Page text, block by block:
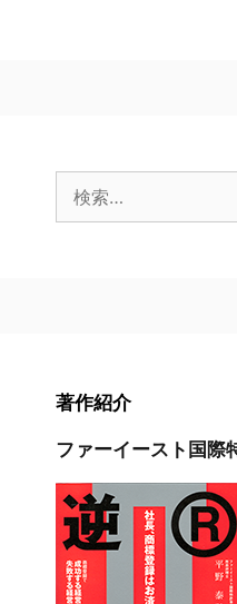
索:
著作紹介
ファーイースト国際